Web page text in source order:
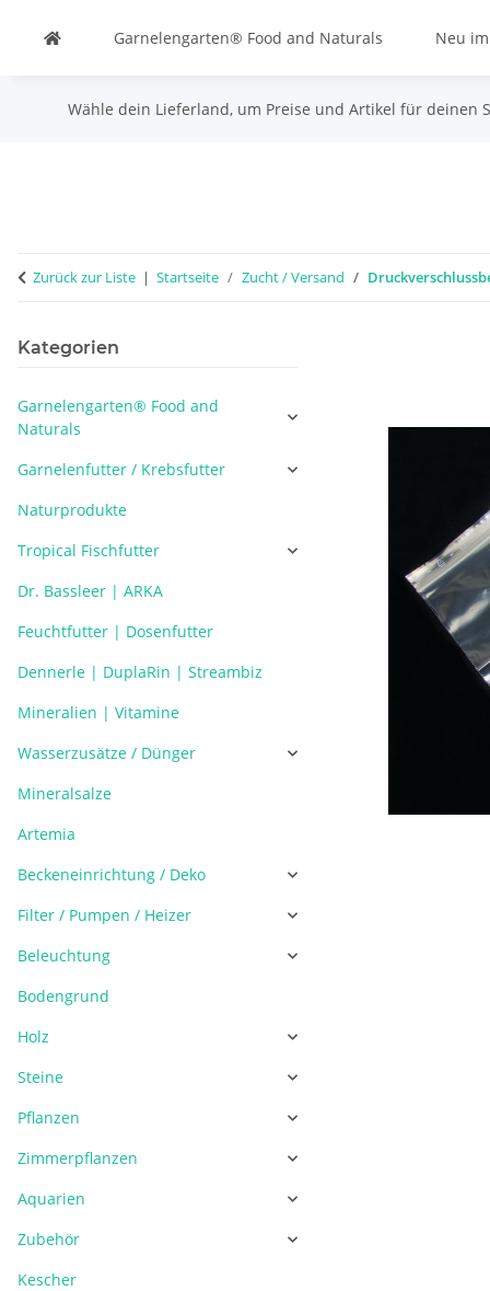
Garnelengarten® Food and Naturals Neu
Wähle dein Lieferland, um Preise und Artikel für deinen
Zurück zur Liste Startseite Zucht / Versand
Kategorien
Garnelengarten® Food and
Naturals
Garnelenfutter / Krebsfutter
Naturprodukte
Tropical Fischfutter
Dr. Bassleer | ARKA
Feuchtfutter | Dosenfutter
Dennerle | DuplaRin | Streambiz
Mineralien | Vitamine
Wasserzusätze / Dünger
Mineralsalze
Artemia
Beckeneinrichtung / Deko
Filter / Pumpen / Heizer
Beleuchtung
Bodengrund
Holz
Steine
Pflanzen
Zimmerpflanzen
Aquarien
Zubehör
Kescher